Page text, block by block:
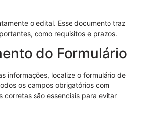
o edital. Esse documento traz
como requisitos e prazos.
do Formulário
informações, localize o formulário de
os campos obrigatórios com
corretas são essenciais para evitar